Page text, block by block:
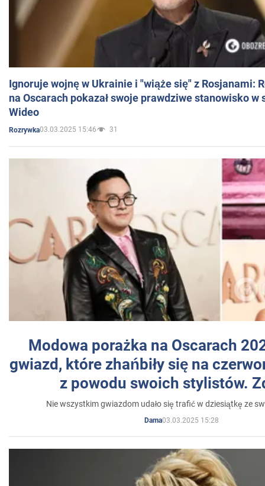
Ignoruje wojnę w Ukrainie i "wiąże się" z Rosjanami:
na Oscarach pokazał swoje prawdziwe stanowisko w
Wideo
Rozrywka03.03.2025 15:46 31
Modowa porażka na Oscarach
gwiazd, które zhańbiły się na
z powodu swoich stylistów.
Nie wszystkim gwiazdom udało się trafić w dziesiątkę ze
Dama03.03.2025 15:28